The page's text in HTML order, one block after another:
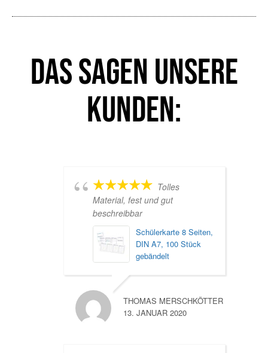
Das sagen unsere
Kunden:
Tolles
Material, fest und gut
beschreibbar
Schülerkarte 8 Seiten,
DIN A7, 100 Stück
gebändelt
THOMAS MERSCHKÖTTER
13. JANUAR 2020